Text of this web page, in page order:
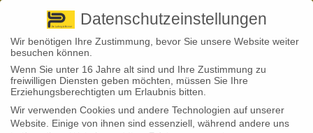
+ 49 3501 528571 |
Back to News
Datenschutzeinstellungen
Wir benötigen Ihre Zustimmung, bevor Sie unsere Website weiter
besuchen können.
Wenn Sie unter 16 Jahre alt sind und Ihre Zustimmung zu
freiwilligen Diensten geben möchten, müssen Sie Ihre
Erziehungsberechtigten um Erlaubnis bitten.
Wir verwenden Cookies und andere Technologien auf unserer
Website. Einige von ihnen sind essenziell, während andere uns